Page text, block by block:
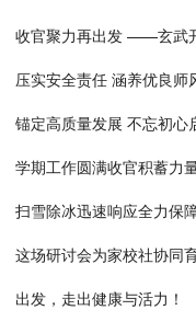
学期工作圆满收官积蓄力
扫雪除冰迅速响应全力保
这场研讨会为家校社协同
出发，走出健康与活力！